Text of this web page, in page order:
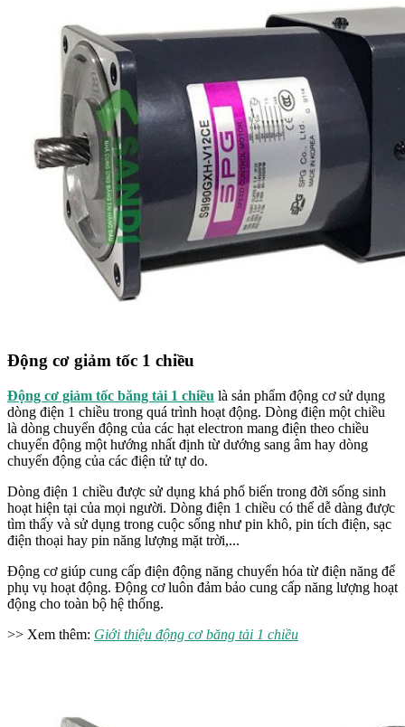
Động cơ giảm tốc 1 chiều
Động cơ giảm tốc băng tải 1 chiều là sản phẩm động cơ sử dụng
dòng điện 1 chiều trong quá trình hoạt động. Dòng điện một chiều
là dòng chuyển động của các hạt electron mang điện theo chiều
chuyển động một hướng nhất định từ dướng sang âm hay dòng
chuyển động của các điện tử tự do.
Dòng điện 1 chiều được sử dụng khá phổ biến trong đời sống sinh
hoạt hiện tại của mọi người. Dòng điện 1 chiều có thể dễ dàng được
tìm thấy và sử dụng trong cuộc sống như pin khô, pin tích điện, sạc
điện thoại hay pin năng lượng mặt trời,...
Động cơ giúp cung cấp điện động năng chuyển hóa từ điện năng để
phụ vụ hoạt động. Động cơ luôn đảm bảo cung cấp năng lượng hoạt
động cho toàn bộ hệ thống.
>> Xem thêm: Giới thiệu động cơ băng tải 1 chiều